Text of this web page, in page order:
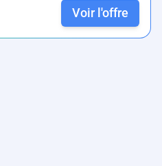
Voir l'offre